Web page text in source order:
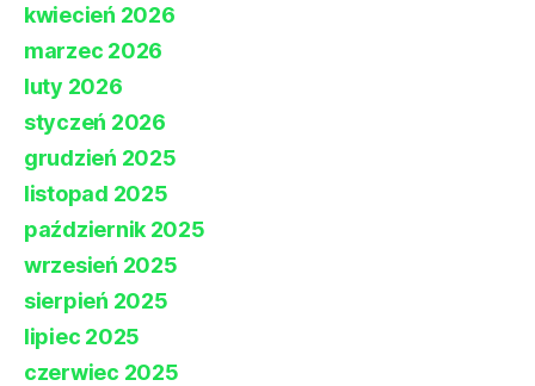
kwiecień 2026
marzec 2026
luty 2026
styczeń 2026
grudzień 2025
listopad 2025
październik 2025
wrzesień 2025
sierpień 2025
lipiec 2025
czerwiec 2025